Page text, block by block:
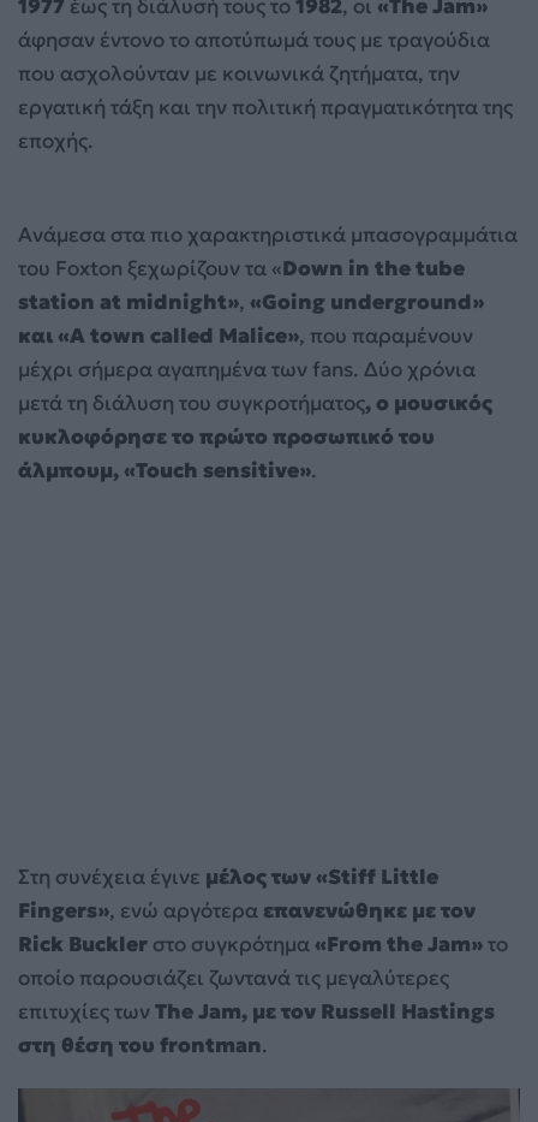
1977 έως τη διάλυσή τους το1982, οι «The Jam»
άφησαν έντονο το αποτύπωμά τους με τραγούδια
που ασχολούνταν με κοινωνικά ζητήματα, την
εργατική τάξη και την πολιτική πραγματικότητα της
εποχής.
Ανάμεσα στα πιο χαρακτηριστικά μπασογραμμάτια
του Foxton ξεχωρίζουν τα «Down in the tube
station at midnight», «Going underground»
και «A town called Malice», που παραμένουν
μέχρι σήμερα αγαπημένα των fans. Δύο χρόνια
μετά τη διάλυση του συγκροτήματος, ο μουσικός
κυκλοφόρησε το πρώτο προσωπικό του
άλμπουμ, «Touch sensitive».
Στη συνέχεια έγινε μέλος των «Stiff Little
Fingers», ενώ αργότερα επανενώθηκε με τον
Rick Buckler στο συγκρότημα«From the Jam»το
οποίο παρουσιάζει ζωντανά τις μεγαλύτερες
επιτυχίες τωνThe Jam, με τον Russell Hastings
στη θέση του frontman.